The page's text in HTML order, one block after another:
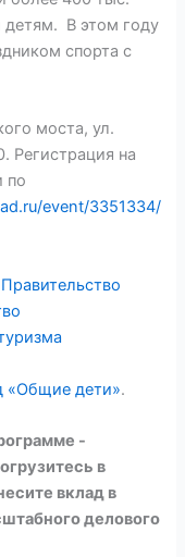
В этом году
спорта с
моста, ул.
Регистрация на
по
event/3351334/
Правительство
«Общие дети».
-
в
вклад в
делового